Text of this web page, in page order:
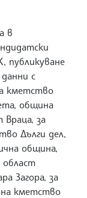
в
публикуване
с
кметство
община
за
Дълги дел,
община,
Загора, за
кметство